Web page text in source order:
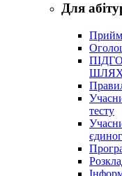
Для
ШЛЯХ
тесту